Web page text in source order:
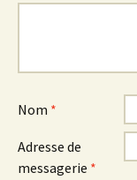
Nom *
Adresse de
messagerie *